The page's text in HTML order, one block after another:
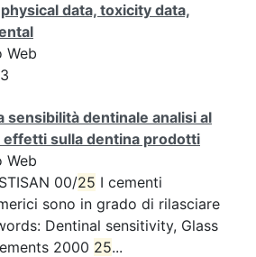
data, toxicity data,
Web
sensibilità dentinale analisi al
effetti sulla dentina prodotti
Web
00/25 I cementi
sono in grado di rilasciare
Dentinal sensitivity, Glass
2000 25...